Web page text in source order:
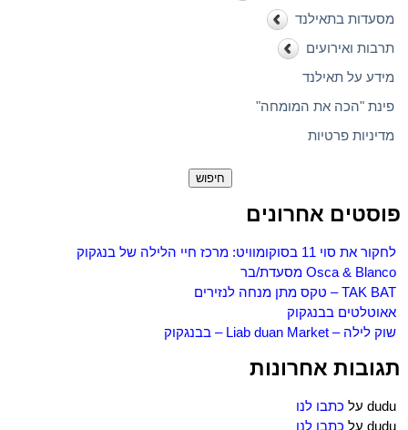
מסעדות בתאילנד
תרבות ואירועים
מידע על תאילנד
פינת "הכה את המומחה"
מדיניות פרטיות
פוסטים אחרונים
לחקור את סוי 11 בסוקומוויט: מרכז חיי הלילה של בנגקוק
Osca & Blanco מסעדת/בר
TAK BAT – טקס מתן מנחה לנזירים
אאוטלטים בבנגקוק
שוק לילה – Liab duan Market – בבנגקוק
תגובות אחרונות
dudu על כתבו לנו
dudu על כתבו לנו